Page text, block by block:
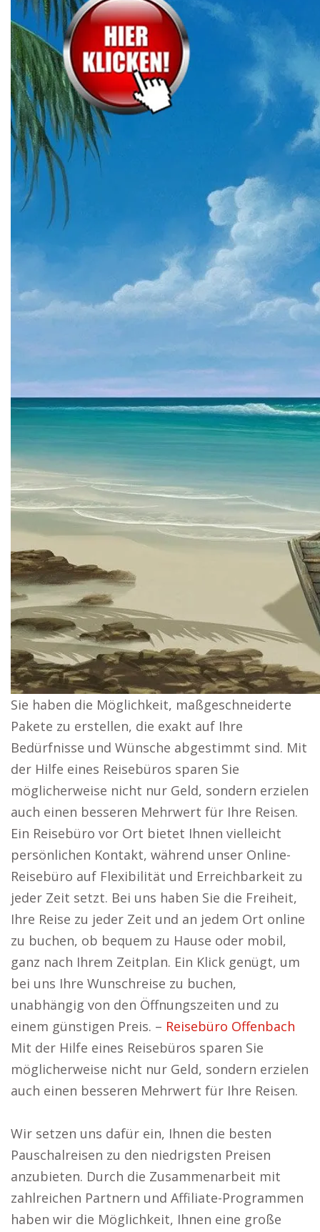
Sie haben die Möglichkeit, maßgeschneiderte
Pakete zu erstellen, die exakt auf Ihre
Bedürfnisse und Wünsche abgestimmt sind. Mit
der Hilfe eines Reisebüros sparen Sie
möglicherweise nicht nur Geld, sondern erzielen
auch einen besseren Mehrwert für Ihre Reisen.
Ein Reisebüro vor Ort bietet Ihnen vielleicht
persönlichen Kontakt, während unser Online-
Reisebüro auf Flexibilität und Erreichbarkeit zu
jeder Zeit setzt. Bei uns haben Sie die Freiheit,
Ihre Reise zu jeder Zeit und an jedem Ort online
zu buchen, ob bequem zu Hause oder mobil,
ganz nach Ihrem Zeitplan. Ein Klick genügt, um
bei uns Ihre Wunschreise zu buchen,
unabhängig von den Öffnungszeiten und zu
einem günstigen Preis. – Reisebüro Offenbach
Mit der Hilfe eines Reisebüros sparen Sie
möglicherweise nicht nur Geld, sondern erzielen
auch einen besseren Mehrwert für Ihre Reisen.
Wir setzen uns dafür ein, Ihnen die besten
Pauschalreisen zu den niedrigsten Preisen
anzubieten. Durch die Zusammenarbeit mit
zahlreichen Partnern und Affiliate-Programmen
haben wir die Möglichkeit, Ihnen eine große